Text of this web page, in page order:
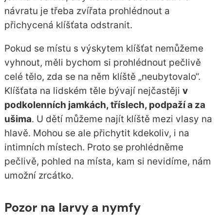
návratu je třeba zvířata prohlédnout a
přichycená klíšťata odstranit.
Pokud se místu s výskytem klíšťat nemůžeme
vyhnout, měli bychom si prohlédnout pečlivě
celé tělo, zda se na něm klíště „neubytovalo“.
Klíšťata na lidském těle bývají nejčastěji v
podkolenních jamkách, tříslech, podpaží a za
ušima. U dětí můžeme najít klíště mezi vlasy na
hlavě. Mohou se ale přichytit kdekoliv, i na
intimních místech. Proto se prohlédněme
pečlivě, pohled na místa, kam si nevidíme, nám
umožní zrcátko.
Pozor na larvy a nymfy